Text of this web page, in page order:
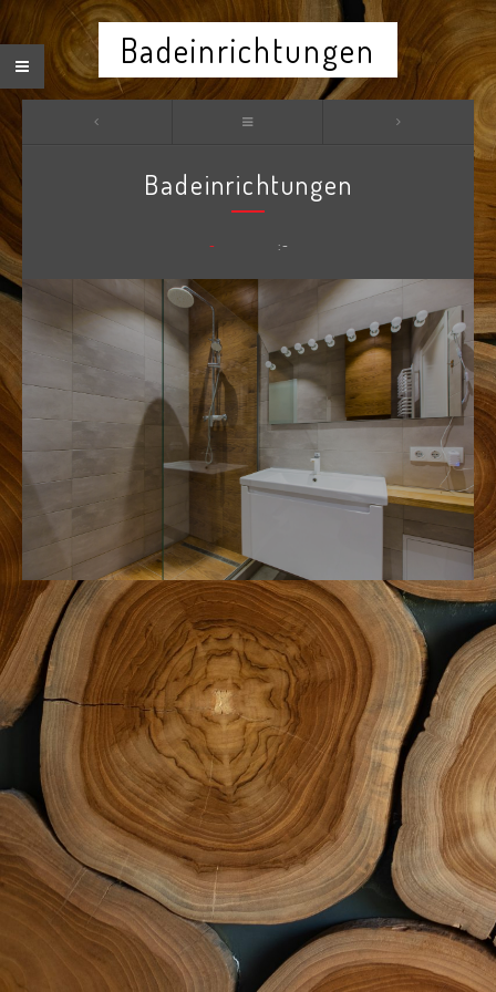
Badeinrichtungen
Badeinrichtungen
- : -